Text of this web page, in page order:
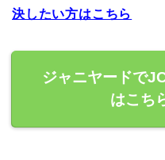
決したい方はこちら
ジャニヤードで
はこち